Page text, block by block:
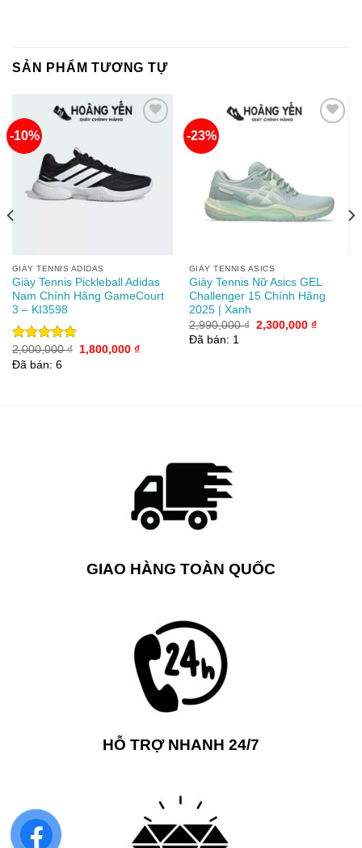
SẢN PHẨM TƯƠNG TỰ
-10%
wishlist
GIÀY TENNIS ADIDAS
Giày Tennis Pickleball Adidas
Nam Chính Hãng GameCourt
3 – KI3598
Được xếp
hạng5.00
2,000,000₫
Giá
1,800,000 ₫Giá
Đã bán: 6
-23%
GIÀY TENNIS ASICS
Giày Tennis Nữ Asics GEL
Challenger 15 Chính Hãng
2025 | Xanh
2,990,000₫ Giá
gốc
2,300,000 ₫Giá
Đã bán: 1
₫.
GIAO HÀNG TOÀN QUỐC
HỖ TRỢ NHANH 24/7